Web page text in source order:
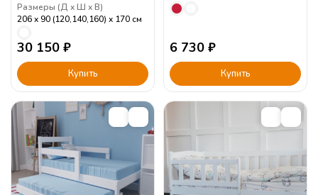
Размеры (Д Ш В)
206
90 (120,140,160) 170 см
30 150 ₽
Купить
6 730 ₽
Купить